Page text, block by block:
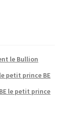
le Bullion
petit prince BE
le petit prince